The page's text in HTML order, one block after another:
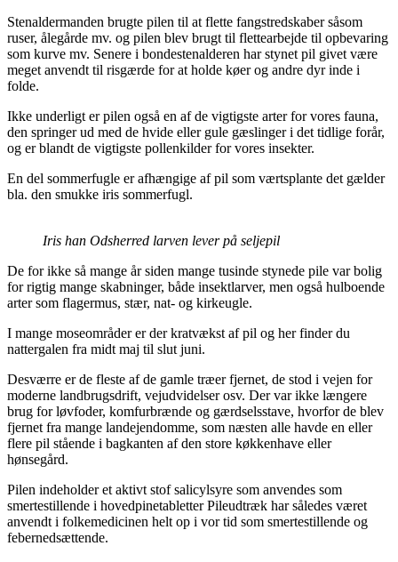
Stenaldermanden brugte pilen til at flette fangstredskaber såsom
ruser, ålegårde mv. og pilen blev brugt til flettearbejde til opbevaring
som kurve mv. Senere i bondestenalderen har stynet pil givet være
meget anvendt til risgærde for at holde køer og andre dyr inde i
folde.
Ikke underligt er pilen også en af de vigtigste arter for vores fauna,
den springer ud med de hvide eller gule gæslinger i det tidlige forår,
og er blandt de vigtigste pollenkilder for vores insekter.
En del sommerfugle er afhængige af pil som værtsplante det gælder
bla. den smukke iris sommerfugl.
Iris han Odsherred larven lever på seljepil
De for ikke så mange år siden mange tusinde stynede pile var bolig
for rigtig mange skabninger, både insektlarver, men også hulboende
arter som flagermus, stær, nat- og kirkeugle.
I mange moseområder er der kratvækst af pil og her finder du
nattergalen fra midt maj til slut juni.
Desværre er de fleste af de gamle træer fjernet, de stod i vejen for
moderne landbrugsdrift, vejudvidelser osv. Der var ikke længere
brug for løvfoder, komfurbrænde og gærdselsstave, hvorfor de blev
fjernet fra mange landejendomme, som næsten alle havde en eller
flere pil stående i bagkanten af den store køkkenhave eller
hønsegård.
Pilen indeholder et aktivt stof salicylsyre som anvendes som
smertestillende i hovedpinetabletter Pileudtræk har således været
anvendt i folkemedicinen helt op i vor tid som smertestillende og
febernedsættende.